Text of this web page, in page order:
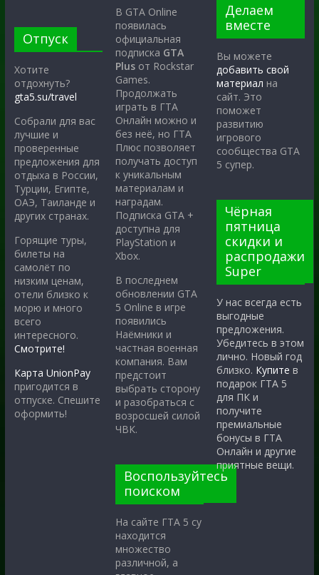
Отпуск
Хотите
отдохнуть?
gta5.su/travel
Собрали для вас
лучшие и
проверенные
предложения для
отдыха в России,
Турции, Египте,
ОАЭ, Таиланде и
других странах.
Горящие туры,
билеты на
самолёт по
низким ценам,
отели близко к
морю и много
всего
интересного.
Смотрите!
Карта UnionPay
пригодится в
отпуске. Спешите
оформить!
В GTA Online
появилась
официальная
подписка GTA
Plus от Rockstar
Games.
Продолжать
играть в ГТА
Онлайн можно и
без неё, но ГТА
Плюс позволяет
получать доступ
к уникальным
материалам и
наградам.
Подписка GTA +
доступна для
PlayStation и
Xbox.
В последнем
обновлении GTA
5 Online в игре
появились
Наёмники и
частная военная
компания. Вам
предстоит
выбрать сторону
и разобраться с
возросшей силой
ЧВК.
Воспользуйтесь
поиском
На сайте ГТА 5 су
находится
множество
различной, а
Делаем
вместе
Вы можете
добавить свой
материал на
сайт. Это
поможет
развитию
игрового
сообщества GTA
5 супер.
Чёрная
пятница
скидки и
распродажи
Super
У нас всегда есть
выгодные
предложения.
Убедитесь в этом
лично. Новый год
близко. Купите в
подарок ГТА 5
для ПК и
получите
премиальные
бонусы в ГТА
Онлайн и другие
приятные вещи.